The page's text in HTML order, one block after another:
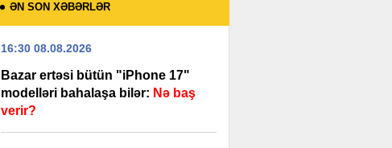
ƏN SON XƏBƏRLƏR
16:30 08.08.2026
Bazar ertəsi bütün "iPhone 17"
modelləri bahalaşa bilər: Nə baş
verir?